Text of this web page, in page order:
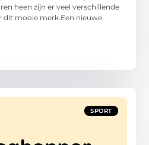
heen zijn er veel verschillende
mooie merk.Een nieuwe
SPORT